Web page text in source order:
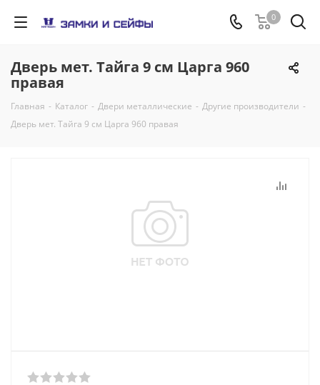
0
Дверь мет. Тайга 9 см Царга 960
правая
Главная - Каталог - Двери металлические - Другие производители -
Дверь мет. Тайга 9 см Царга 960 правая